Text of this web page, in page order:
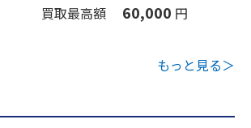
買取最高額 60,000 円
もっと見る＞